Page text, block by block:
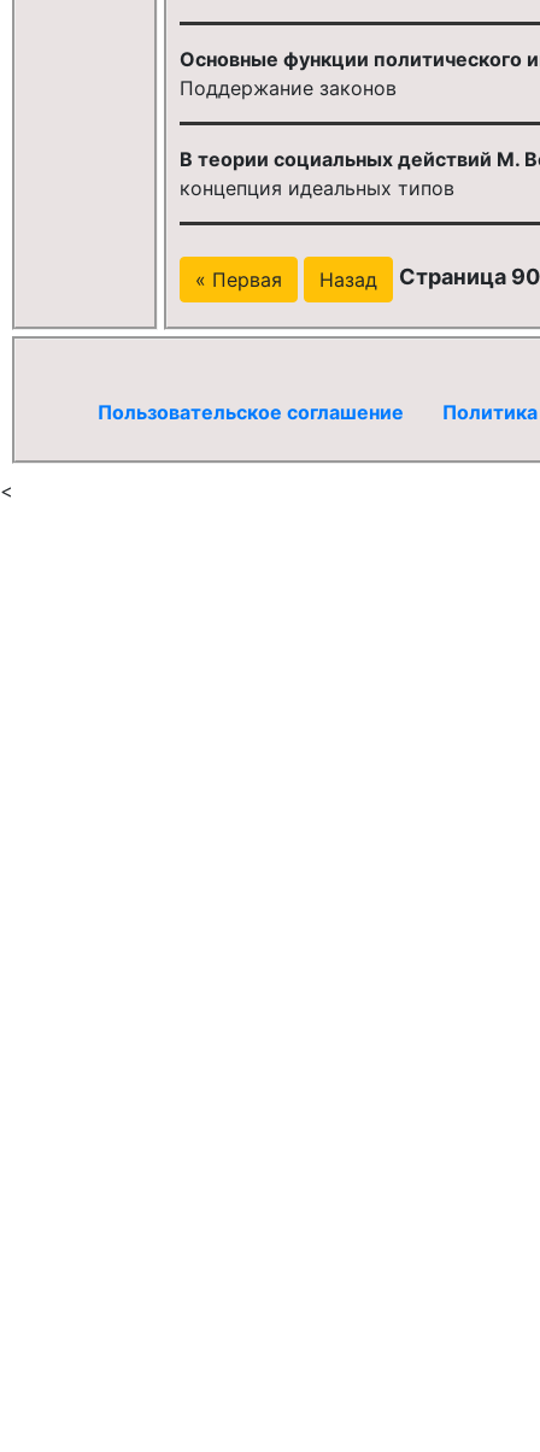
Основные функции политического
Поддержание законов
В теории социальных действий М.
концепция идеальных типов
« Первая Назад Страница
Пользовательское соглашение
<